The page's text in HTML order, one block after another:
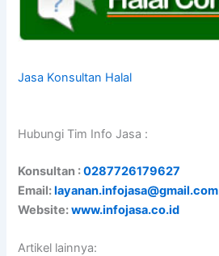
Jasa Konsultan Halal
Hubungi Tim Info Jasa :
Konsultan :0287726179627
Email:layanan.infojasa@gmail.com
Website:www.infojasa.co.id
Artikel lainnya: